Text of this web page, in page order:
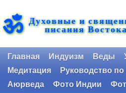
ॐ Духовные и
писания
Главная Индуизм Веды
Медитация
Руководство
Аюрведа
Фото Индии